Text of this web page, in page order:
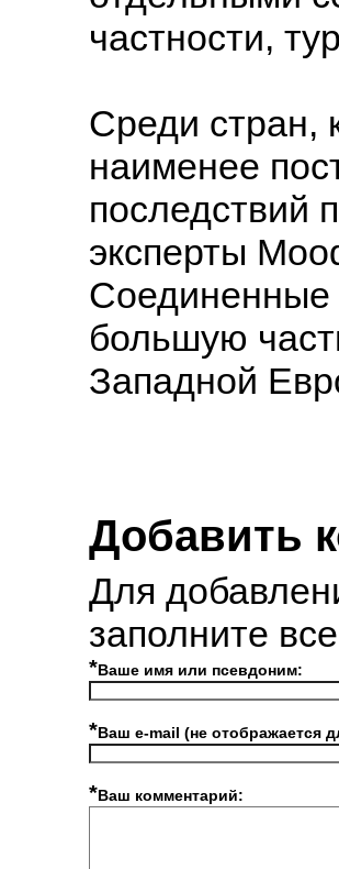
частности,
Среди стран,
наименее
последствий
эксперты
большую
Западной
Добавить
Для
заполните
*Ваше имя или псевдоним:
*Ваш e-mail (не отображается
*Ваш комментарий: